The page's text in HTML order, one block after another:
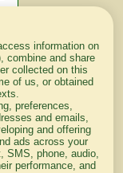
information on
combine and share
collected on this
of us, or obtained
preferences,
and emails,
and offering
ads across your
SMS, phone, audio,
performance, and